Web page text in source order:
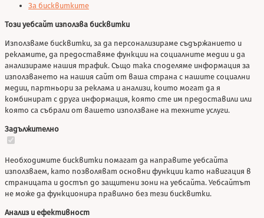
За бисквитките
Този уебсайт използва бисквитки
Използваме бисквитки, за да персонализираме съдържанието и
рекламите, да предоставяме функции на социалните медии и да
анализираме нашия трафик. Също така споделяме информация за
използването на нашия сайт от ваша страна с нашите социални
медии, партньори за реклама и анализи, които могат да я
комбинират с друга информация, която сте им предоставили или
която са събрали от вашето използване на техните услуги.
Задължително
Необходимите бисквитки помагат да направите уебсайта
използваем, като позволяват основни функции като навигация в
страницата и достъп до защитени зони на уебсайта. Уебсайтът
не може да функционира правилно без тези бисквитки.
Анализ и ефективност